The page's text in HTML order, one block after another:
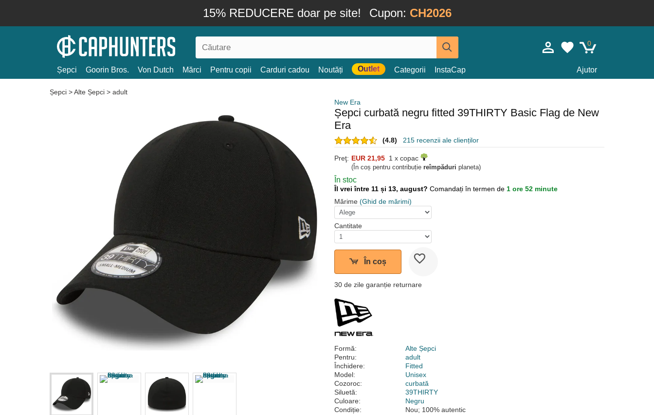
15% REDUCERE doar pe site! Cupon: CH2026
0
Șepci Goorin Bros. Von Dutch Mărci Pentru copii Carduri cadou Noutăți Outlet Categorii InstaCap Ajutor
Șepci >Alte Șepci > adult
New Era
Șepci curbată negru fitted 39THIRTY Basic Flag de New
Era
(4.8) 215 recenzii ale clienților
Preţ: EUR 21,95 1 x copac
(În coș pentru contribuție reîmpăduri planeta)
În stoc
Îl vrei între 11 și 13, august? Comandați în termen de 1 ore 52 minute
Mărime (Ghid de mărimi)
Cantitate
În coș
30 de zile garanție returnare
Formă:
Alte Șepci
Pentru:
adult
Închidere:
Fitted
Model:
Unisex
Cozoroc:
curbată
Siluetă:
39THIRTY
Culoare:
Negru
Condiție:
Nou; 100% autentic